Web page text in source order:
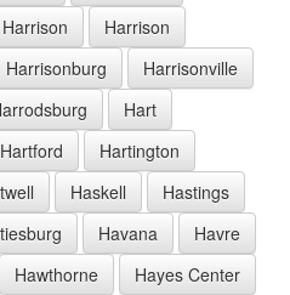
Harrison
Harrison
Harrisonburg
Harrisonville
Hart
Hartford
Hartington
Haskell
Hastings
Havana
Havre
Hawthorne
Hayes Center